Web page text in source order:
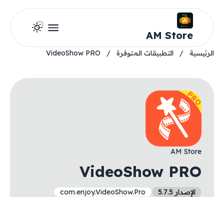
AM Store
الرئيسية / التطبيقات المتوفرة /
VideoShow PRO
AM Store
VideoShow PRO
الإصدار 5.7.5
com.enjoy.VideoShow.Pro